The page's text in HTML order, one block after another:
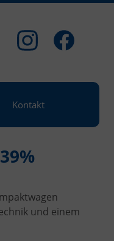
Kontakt
und einem